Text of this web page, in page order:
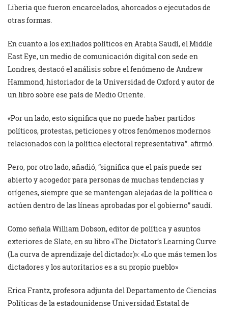
Liberia que fueron encarcelados, ahorcados o ejecutados de
otras formas.
En cuanto a los exiliados políticos en Arabia Saudí, el Middle
East Eye, un medio de comunicación digital con sede en
Londres, destacó el análisis sobre el fenómeno de Andrew
Hammond, historiador de la Universidad de Oxford y autor de
un libro sobre ese país de Medio Oriente.
«Por un lado, esto significa que no puede haber partidos
políticos, protestas, peticiones y otros fenómenos modernos
relacionados con la política electoral representativa”. afirmó.
Pero, por otro lado, añadió, “significa que el país puede ser
abierto y acogedor para personas de muchas tendencias y
orígenes, siempre que se mantengan alejadas de la política o
actúen dentro de las líneas aprobadas por el gobierno” saudí.
Como señala William Dobson, editor de política y asuntos
exteriores de Slate, en su libro «The Dictator’s Learning Curve
(La curva de aprendizaje del dictador)»: «Lo que más temen los
dictadores y los autoritarios es a su propio pueblo»
Erica Frantz, profesora adjunta del Departamento de Ciencias
Políticas de la estadounidense Universidad Estatal de